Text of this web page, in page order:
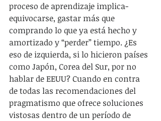
proceso de aprendizaje implica-
equivocarse, gastar más que
comprando lo que ya está hecho y
amortizado y “perder” tiempo. ¿Es
eso de izquierda, si lo hicieron países
como Japón, Corea del Sur, por no
hablar de EEUU? Cuando en contra
de todas las recomendaciones del
pragmatismo que ofrece soluciones
vistosas dentro de un período de